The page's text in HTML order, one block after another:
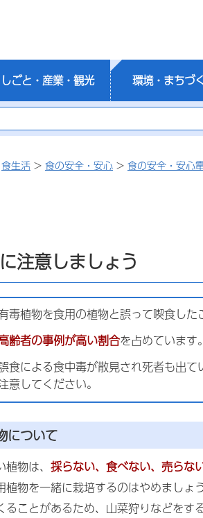
しごと・産業・観光 環境・まちづ
食生活 > 食の安全・安心 > 食の安全・安心
注意しましょう
植物を食用の植物と誤って喫食した
齢者の事例が高い割合を占めています。
食による食中毒が散見され死者も出
してください。
について
植物は、採らない、食べない、売らな
物を一緒に栽培するのはやめましょう
ことがあるため、山菜狩りなどを